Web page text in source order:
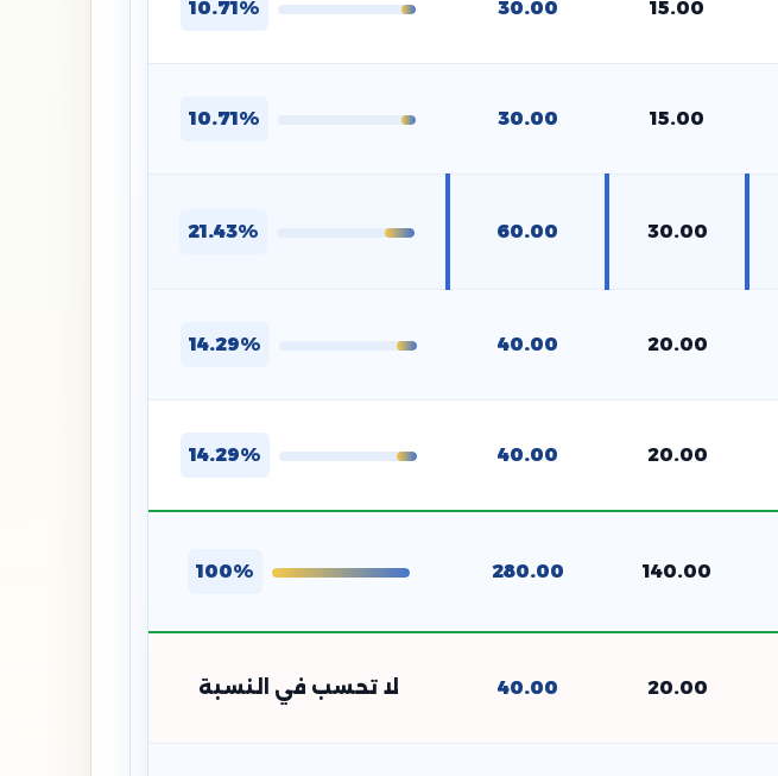
15.00
30.00
10.71%
15.00
30.00
10.71%
30.00
60.00
21.43%
20.00
40.00
14.29%
20.00
40.00
14.29%
140.00
280.00
100%
20.00
40.00 لا تحسب في النسبة